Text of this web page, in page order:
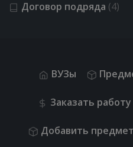
Договор подряда (4)
ВУЗы
Заказать работу
Добавить предмет